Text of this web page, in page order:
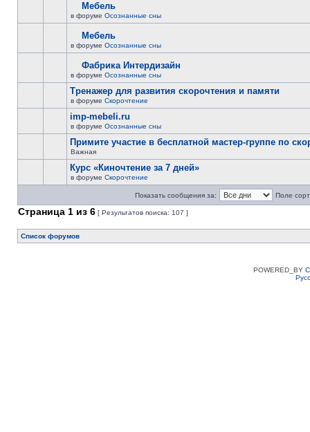
Мебель
в форуме Осознанные сны
Мебель
в форуме Осознанные сны
Фабрика Интердизайн
в форуме Осознанные сны
Тренажер для развития скорочтения и памяти
в форуме Скорочтение
imp-mebeli.ru
в форуме Осознанные сны
Примите участие в бесплатной мастер-группе по
Важная
Курс «Киночтение за 7 дней»
в форуме Скорочтение
Показать сообщения за: Поле
Страница 1 из 6 [ Результатов поиска: 107 ]
Список форумов
POWERED_BY